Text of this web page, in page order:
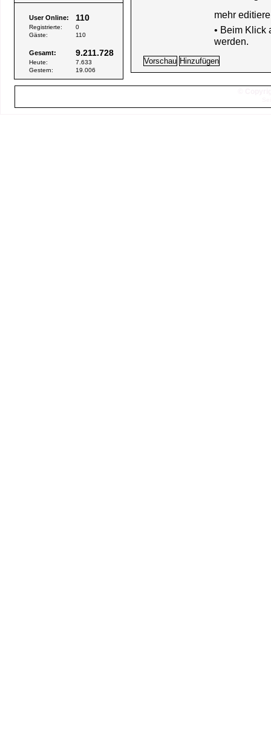
User Online: 110
Registrierte:
0
Gäste:
110
Gesamt: 9.211.728
Heute:
7.633
Gestern:
19.006
mehr
• Beim Klick
werden.